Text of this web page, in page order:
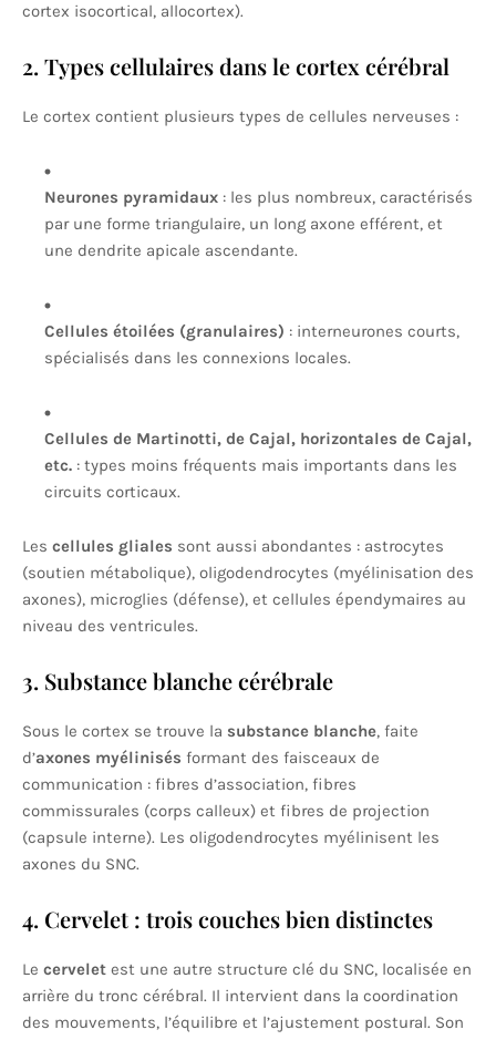
cortex isocortical, allocortex).
2. Types cellulaires dans le cortex cérébral
Le cortex contient plusieurs types de cellules nerveuses :
Neurones pyramidaux : les plus nombreux, caractérisés
par une forme triangulaire, un long axone efférent, et
une dendrite apicale ascendante.
Cellules étoilées (granulaires) : interneurones courts,
spécialisés dans les connexions locales.
Cellules de Martinotti, de Cajal, horizontales de Cajal,
etc. : types moins fréquents mais importants dans les
circuits corticaux.
Les cellules gliales sont aussi abondantes : astrocytes
(soutien métabolique), oligodendrocytes (myélinisation des
axones), microglies (défense), et cellules épendymaires au
niveau des ventricules.
3. Substance blanche cérébrale
Sous le cortex se trouve la substance blanche, faite
d’axones myélinisés formant des faisceaux de
communication : fibres d’association, fibres
commissurales (corps calleux) et fibres de projection
(capsule interne). Les oligodendrocytes myélinisent les
axones du SNC.
4. Cervelet : trois couches bien distinctes
Le cervelet est une autre structure clé du SNC, localisée en
arrière du tronc cérébral. Il intervient dans la coordination
des mouvements, l’équilibre et l’ajustement postural. Son